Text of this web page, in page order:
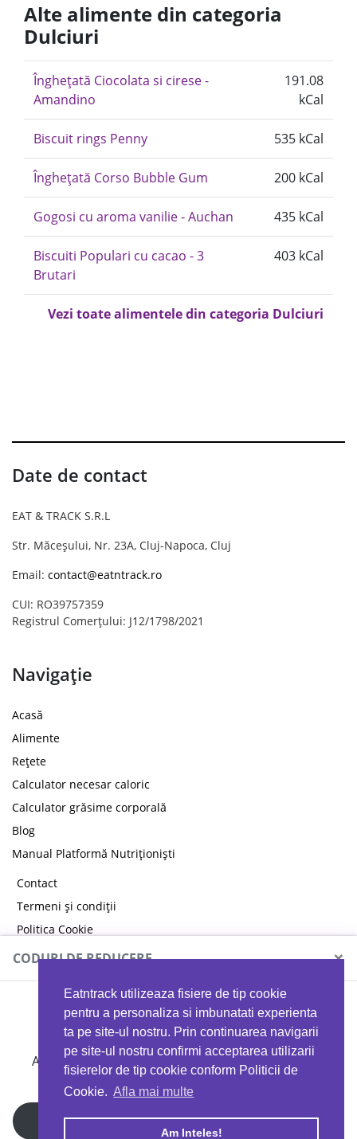
Eatntrack utilizeaza fisiere de tip cookie
pentru a personaliza si imbunatati experienta
ta pe site-ul nostru. Prin continuarea navigarii
pe site-ul nostru confirmi acceptarea utilizarii
fisierelor de tip cookie conform Politicii de
Cookie. Afla mai multe
Am Inteles!
Alte alimente din categoria
Dulciuri
Înghețată Ciocolata si cirese -
Amandino
191.08
kCal
Biscuit rings Penny 535 kCal
Înghețată Corso Bubble Gum 200 kCal
Gogosi cu aroma vanilie - Auchan 435 kCal
Biscuiti Populari cu cacao - 3
Brutari
403 kCal
Vezi toate alimentele din categoria Dulciuri
Date de contact
EAT & TRACK S.R.L
Str. Măceșului, Nr. 23A, Cluj-Napoca, Cluj
Email: contact@eatntrack.ro
CUI: RO39757359
Registrul Comerțului: J12/1798/2021
Navigație
Acasă
Alimente
Rețete
Calculator necesar caloric
Calculator grăsime corporală
Blog
Manual Platformă Nutriționiști
Contact
Termeni și condiții
Politica Cookie
Politica de confidențialitate
CODURI DE REDUCERE ×
MYPROTEIN
Ai 40%reducere la orice comandă folosind codul
EATTRACK
Profită acum